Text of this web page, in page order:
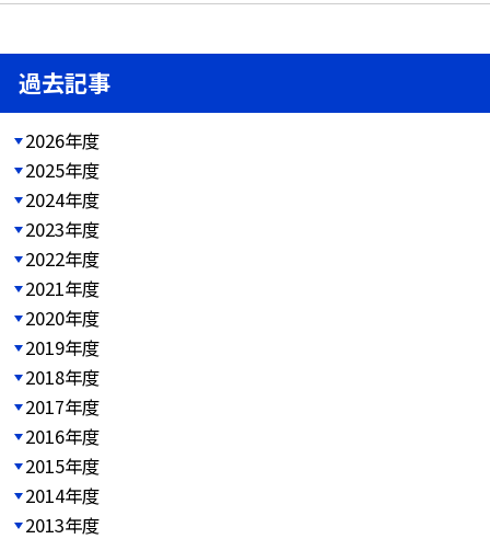
過去記事
2026年度
2025年度
2024年度
2023年度
2022年度
2021年度
2020年度
2019年度
2018年度
2017年度
2016年度
2015年度
2014年度
2013年度